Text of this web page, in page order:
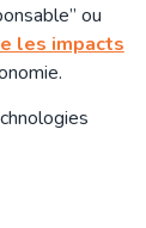
ou
les impacts